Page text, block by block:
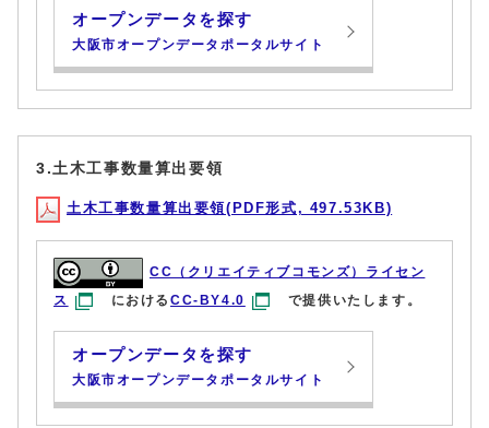
オープンデータを探す
大阪市オープンデータポータルサイト
3.土木工事数量算出要領
土木工事数量算出要領(PDF形式, 497.53KB)
CC（クリエイティブコモンズ）ライセン
ス
におけるCC-BY4.0 で提供いたします。
オープンデータを探す
大阪市オープンデータポータルサイト